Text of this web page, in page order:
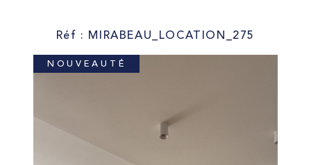
Réf : MIRABEAU_LOCATION_275
NOUVEAUTÉ